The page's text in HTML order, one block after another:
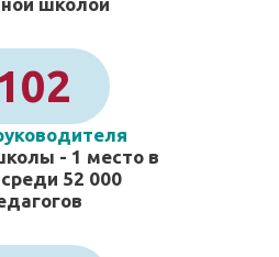
102
- 1 место в
52 000